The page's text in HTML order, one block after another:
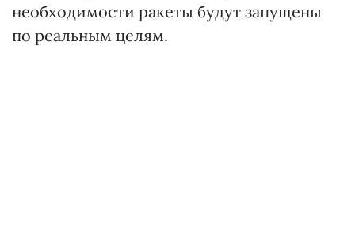
необходимости ракеты будут запущены
по реальным целям.